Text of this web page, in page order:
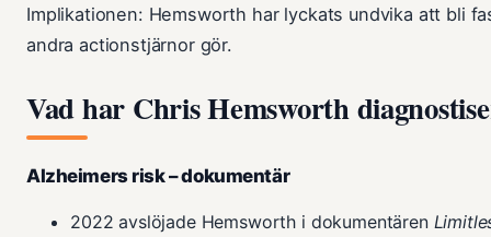
Implikationen: Hemsworth har lyckats undvika att bli
andra actionstjärnor gör.
Vad har Chris Hemsworth
Alzheimers risk – dokumentär
2022 avslöjade Hemsworth i dokumentären